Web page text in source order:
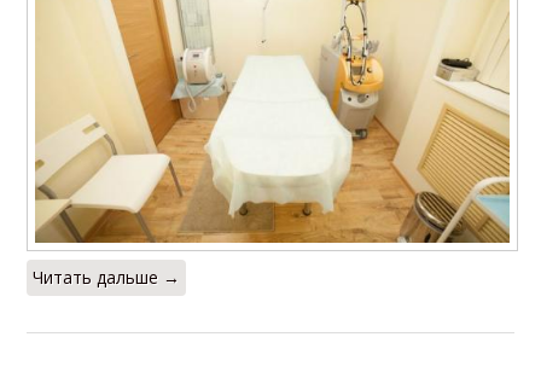
Читать дальше →